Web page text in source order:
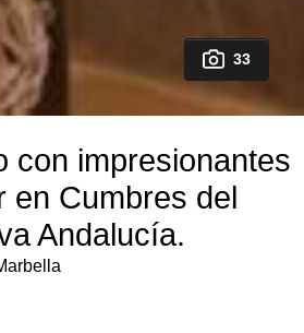
33
con impresionantes
en Cumbres del
Andalucía.